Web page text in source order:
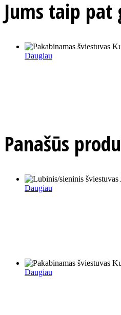
Jums taip
Daugiau
Panašūs
Daugiau
Daugiau